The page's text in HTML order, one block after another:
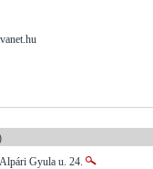
Gyula u. 24.